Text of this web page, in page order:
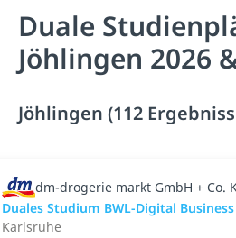
Duale
Jöhlingen 2026
Jöhlingen (112
dm-drogerie markt GmbH + Co.
Duales Studium BWL-Digital
Karlsruhe